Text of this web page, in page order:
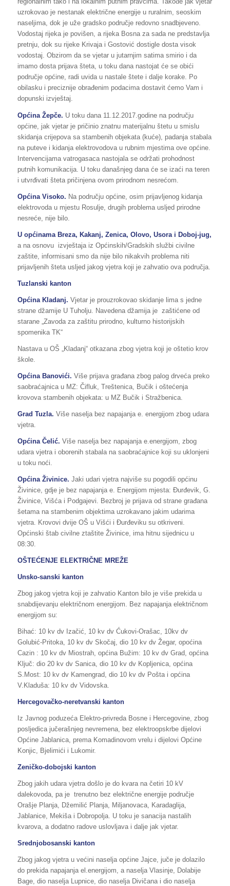
uzrokovao je nestanak električne energije u ruralnim, seoskim
naseljima, dok je uže gradsko područje redovno snadbjeveno.
Vodostaj rijeka je povišen, a rijeka Bosna za sada ne predstavlja
pretnju, dok su rijeke Krivaja i Gostović dostigle dosta visok
vodostaj. Obzirom da se vjetar u jutarnjim satima smirio i da
imamo dosta prijava šteta, u toku dana nastojat će se obići
područje općine, radi uvida u nastale štete i dalje korake. Po
obilasku i preciznije obrađenim podacima dostavit ćemo Vam i
dopunski izvještaj.
Općina Žepče. U toku dana 11.12.2017.godine na području
općine, jak vjetar je pričinio znatnu materijalnu štetu u smislu
skidanja crijepova sa stambenih objekata (kuće), padanja stabala
na puteve i kidanja elektrovodova u rubnim mjestima ove općine.
Intervencijama vatrogasaca nastojala se održati prohodnost
putnih komunikacija. U toku današnjeg dana će se izaći na teren
i utvrđivati šteta pričinjena ovom prirodnom nesrećom.
Općina Visoko. Na području općine, osim prijavljenog kidanja
elektrovoda u mjestu Rosulje, drugih problema usljed prirodne
nesreće, nije bilo.
U općinama Breza, Kakanj, Zenica, Olovo, Usora i Doboj-jug,
a na osnovu izvještaja iz Općinskih/Gradskih službi civilne
zaštite, informisani smo da nije bilo nikakvih problema niti
prijavljenih šteta usljed jakog vjetra koji je zahvatio ova područja.
Tuzlanski kanton
Općina Kladanj. Vjetar je prouzrokovao skidanje lima s jedne
strane džamije U Tuholju. Navedena džamija je zaštićene od
starane „Zavoda za zaštitu prirodno, kulturno historijskih
spomenika TK“
Nastava u OŠ „Kladanj“ otkazana zbog vjetra koji je oštetio krov
škole.
Općina Banovići. Više prijava građana zbog palog drveća preko
saobraćajnica u MZ: Čifluk, Treštenica, Bučik i oštećenja
krovova stambenih objekata: u MZ Bučik i Stražbenica.
Grad Tuzla. Više naselja bez napajanja e. energijom zbog udara
vjetra.
Općina Čelić. Više naselja bez napajanja e.energijom, zbog
udara vjetra i oborenih stabala na saobraćajnice koji su uklonjeni
u toku noći.
Općina Živinice. Jaki udari vjetra najviše su pogodili općinu
Živinice, gdje je bez napajanja e. Energijom mjesta: Đurđevik, G.
Živinice, Višća i Podgajevi. Bezbroj je prijava od strane građana
šetama na stambenim objektima uzrokavano jakim udarima
vjetra. Krovovi dvije OŠ u Višći i Đurđeviku su otkriveni.
Općinski štab civilne ztaštite Živinice, ima hitnu sijednicu u
08:30.
OŠTEĆENJE ELEKTRIČNE MREŽE
Unsko-sanski kanton
Zbog jakog vjetra koji je zahvatio Kanton bilo je više prekida u
snabdijevanju električnom energijom. Bez napajanja električnom
energijom su:
Bihać: 10 kv dv Izačić, 10 kv dv Ćukovi-Orašac, 10kv dv
Golubić-Pritoka, 10 kv dv Skočaj, dio 10 kv dv Žegar, opoćina
Cazin : 10 kv dv Miostrah, općina Bužim: 10 kv dv Grad, općina
Ključ: dio 20 kv dv Sanica, dio 10 kv dv Kopljenica, općina
S.Most: 10 kv dv Kamengrad, dio 10 kv dv Pošta i općina
V.Kladuša: 10 kv dv Vidovska.
Hercegovačko-neretvanski kanton
Iz Javnog poduzeća Elektro-privreda Bosne i Hercegovine, zbog
posljedica jučerašnjeg nevremena, bez elektroopskrbe dijelovi
Općine Jablanica, prema Komadinovom vrelu i dijelovi Općine
Konjic, Bjelimići i Lukomir.
Zeničko-dobojski kanton
Zbog jakih udara vjetra došlo je do kvara na četiri 10 kV
dalekovoda, pa je trenutno bez električne energije područje
Orašje Planja, Džemilić Planja, Miljanovaca, Karadaglija,
Jablanice, Mekiša i Dobropolja. U toku je sanacija nastalih
kvarova, a dodatno radove uslovljava i dalje jak vjetar.
Srednjobosanski kanton
Zbog jakog vjetra u većini naselja općine Jajce, juče je dolazilo
do prekida napajanja el.energijom, a naselja Vlasinje, Dolabije
Bage, dio naselja Lupnice, dio naselja Divičana i dio naselja